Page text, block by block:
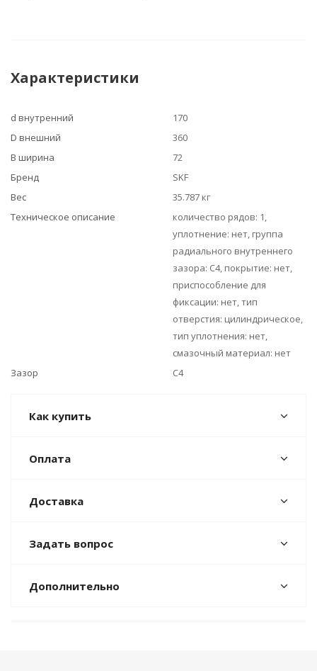
Характеристики
d внутренний
170
D внешний
360
B ширина
72
Бренд
SKF
Вес
35.787 кг
Техническое описание
количество рядов: 1,
уплотнение: нет, группа
радиального внутреннего
зазора: C4, покрытие: нет,
приспособление для
фиксации: нет, тип
отверстия: цилиндрическое,
тип уплотнения: нет,
смазочный материал: нет
Зазор
C4
Как купить
Оплата
Доставка
Задать вопрос
Дополнительно